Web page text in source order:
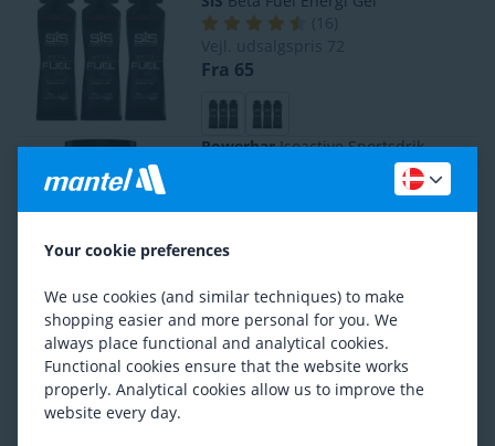
( 16
Vejl. udsalgspris 72
Fra 65
PowerbarIsoactive Sportsdrik
(10)
Fra 65
Your cookie preferences
We use cookies (and similar techniques) to make
shopping easier and more personal for you. We
always place functional and analytical cookies.
Functional cookies ensure that the website works
properly. Analytical cookies allow us to improve the
website every day.